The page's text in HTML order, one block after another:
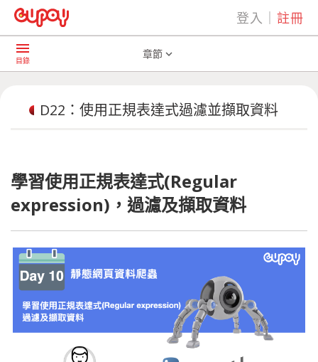
登入 ｜註冊
AI共學社群play_arrow D22：使用正規表達式過濾並擷取資料
menu
目錄
章節 expand_more
D22：使用正規表達式過濾並擷取資料
學習使用正規表達式(Regular
expression)，過濾及擷取資料